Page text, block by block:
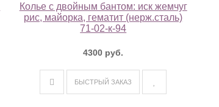
Колье с двойным бантом: иск жемчуг
рис, майорка, гематит (нерж.сталь)
71-02-к-94
4300 руб.
БЫСТРЫЙ ЗАКАЗ